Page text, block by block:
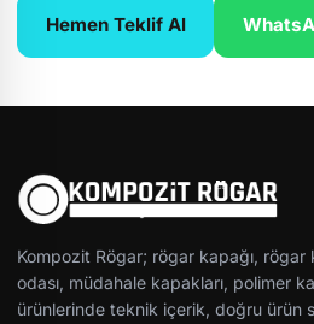
Hemen Teklif Al
Kompozit Rögar; rögar kapağı, rögar
odası, müdahale kapakları, polimer
ürünlerinde teknik içerik, doğru ürün